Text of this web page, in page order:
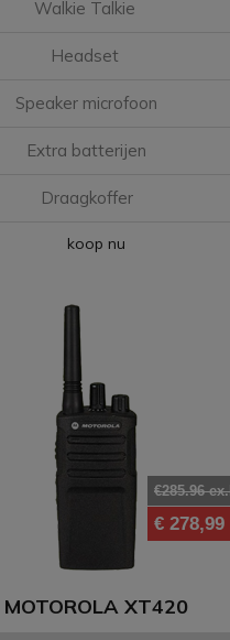
Walkie Talkie
Headset
Speaker microfoon
Extra batterijen
Draagkoffer
koop nu
€285.96
€ 278,99
MOTOROLA XT420